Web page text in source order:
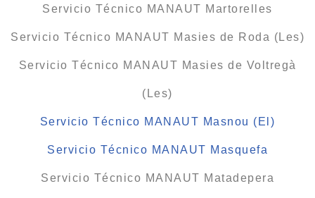
Servicio Técnico MANAUT Martorelles
Servicio Técnico MANAUT Masies de Roda (Les)
Servicio Técnico MANAUT Masies de Voltregà
(Les)
Servicio Técnico MANAUT Masnou (El)
Servicio Técnico MANAUT Masquefa
Servicio Técnico MANAUT Matadepera